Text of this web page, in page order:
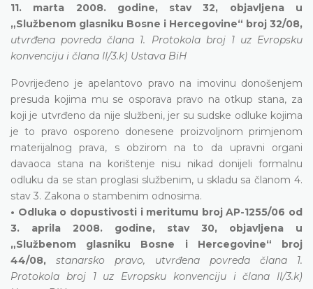
11. marta 2008. godine, stav 32, objavljena u
„Službenom glasniku Bosne i Hercegovine“ broj 32/08,
utvrđena povreda člana 1. Protokola broj 1 uz Evropsku
konvenciju i člana II/3.k) Ustava BiH
Povrijeđeno je apelantovo pravo na imovinu donošenjem
presuda kojima mu se osporava pravo na otkup stana, za
koji je utvrđeno da nije službeni, jer su sudske odluke kojima
je to pravo osporeno donesene proizvoljnom primjenom
materijalnog prava, s obzirom na to da upravni organi
davaoca stana na korištenje nisu nikad donijeli formalnu
odluku da se stan proglasi službenim, u skladu sa članom 4.
stav 3. Zakona o stambenim odnosima.
• Odluka o dopustivosti i meritumu broj AP-1255/06 od
3. aprila 2008. godine, stav 30, objavljena u
„Službenom glasniku Bosne i Hercegovine“ broj
44/08, stanarsko pravo, utvrđena povreda člana 1.
Protokola broj 1 uz Evropsku konvenciju i člana II/3.k)